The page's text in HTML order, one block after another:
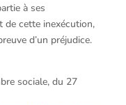
à ses
de cette inexécution,
d’un préjudice.
sociale, du 27